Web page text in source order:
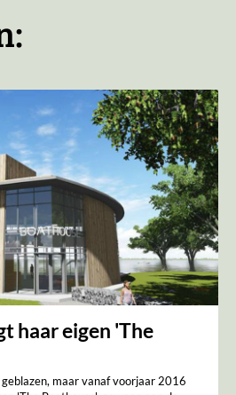
haar eigen 'The
maar vanaf voorjaar 2016